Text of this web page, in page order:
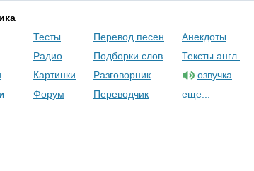
Тесты
Радио
Картинки
Форум
Перевод песен
Подборки слов
Разговорник
Переводчик
Анекдоты
Тексты англ.
озвучка
еще...